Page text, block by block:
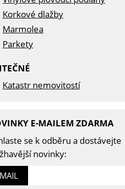
Korkové dlažby
Marmolea
Parkety
Katastr nemovitostí
E-MAILEM ZDARMA
se k odběru a dostávejte
novinky: